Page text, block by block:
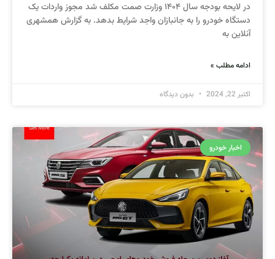
در لایحه بودجه سال ۱۴۰۴ وزارت صمت مکلف شد مجوز واردات یک
دستگاه خودرو را به جانبازان واجد شرایط بدهد. به گزارش همشهری
آنلاین به
ادامه مطلب »
اکتبر 22, 2024 بدون دیدگاه
اخبار خودرو